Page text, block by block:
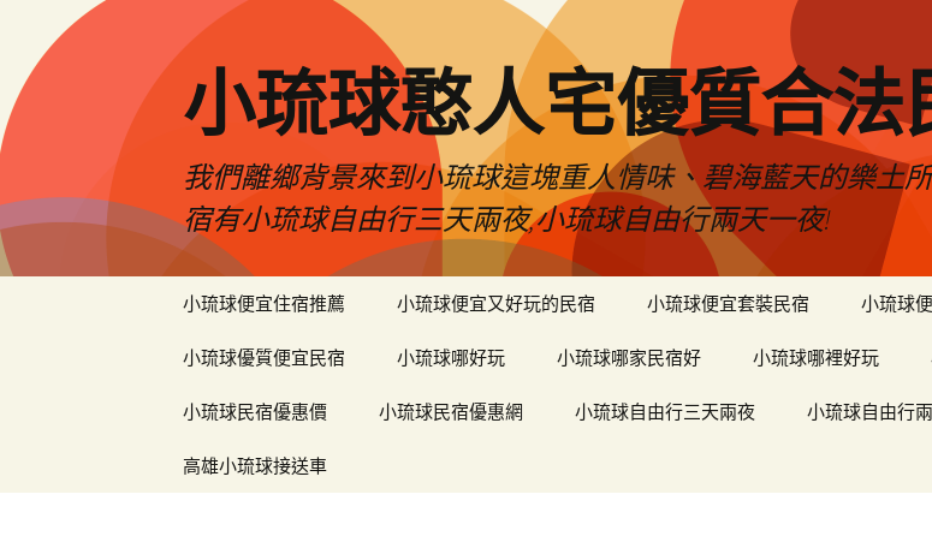
小琉球憨人宅優質合法
我們離鄉背景來到小琉球這塊重人情味、碧海藍天的樂土
宿有小琉球自由行三天兩夜,小琉球自由行兩天一夜!
小琉球便宜住宿推薦 小琉球便宜又好玩的民宿 小琉球便宜套裝民宿 小琉球
小琉球優質便宜民宿 小琉球哪好玩 小琉球哪家民宿好 小琉球哪裡好玩
小琉球民宿優惠價 小琉球民宿優惠網 小琉球自由行三天兩夜 小琉球自由行
高雄小琉球接送車